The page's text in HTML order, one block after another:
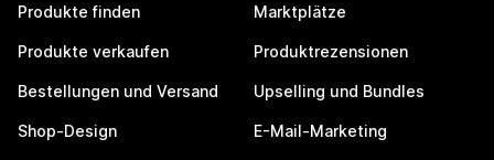
Produkte finden
Produkte verkaufen
Bestellungen und Versand
Shop-Design
Marktplätze
Produktrezensionen
Upselling und Bundles
E-Mail-Marketing